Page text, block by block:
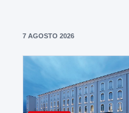
7 AGOSTO 2026